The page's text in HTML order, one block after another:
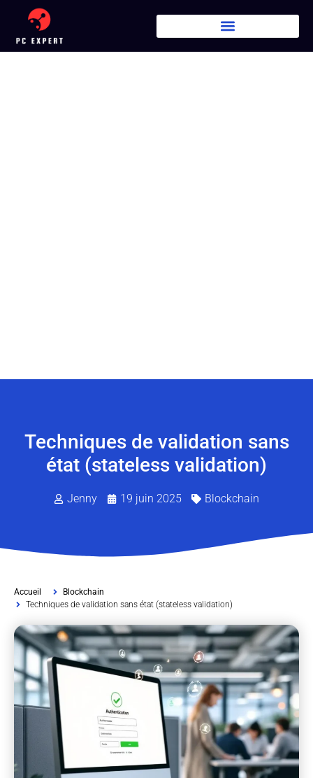
Techniques de validation sans
état (stateless validation)
Jenny 19 juin 2025 Blockchain
Accueil
Blockchain
Techniques de validation sans état (stateless validation)